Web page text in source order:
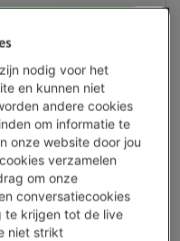
elektro
€ 14,99/ maand
met één abonnement
gedekt.
nodig voor het
en kunnen niet
andere cookies
om informatie te
onze website door jou
verzamelen
om onze
conversatiecookies
te krijgen tot de live
niet strikt